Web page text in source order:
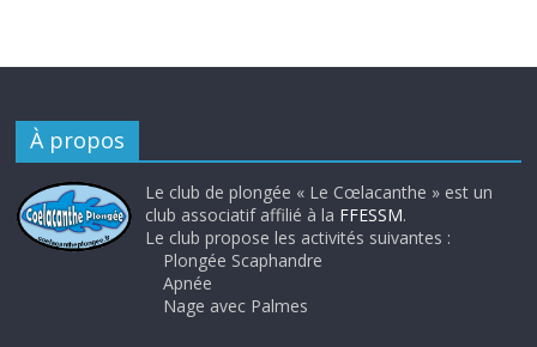
À propos
Le club de plongée « Le Cœlacanthe » est un
club associatif affilié à la FFESSM.
Le club propose les activités suivantes :
Plongée Scaphandre
Apnée
Nage avec Palmes